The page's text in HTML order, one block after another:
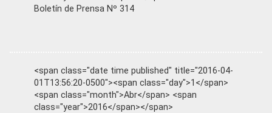
Boletín de Prensa Nº 314
<span class="date time published" title="2016-04-
01T13:56:20-0500"><span class="day">1</span>
<span class="month">Abr</span> <span
class="year">2016</span></span>